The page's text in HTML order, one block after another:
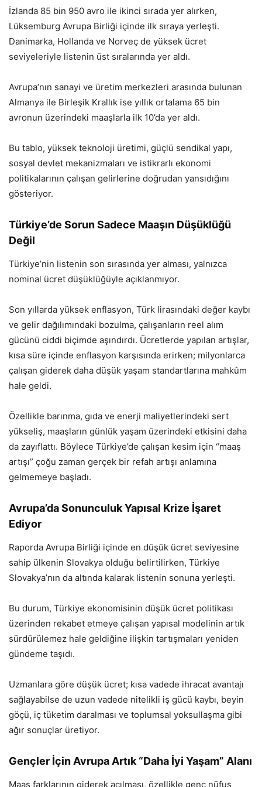
İzlanda 85 bin 950 avro ile ikinci sırada yer alırken,
Lüksemburg Avrupa Birliği içinde ilk sıraya yerleşti.
Danimarka, Hollanda ve Norveç de yüksek ücret
seviyeleriyle listenin üst sıralarında yer aldı.
Avrupa’nın sanayi ve üretim merkezleri arasında bulunan
Almanya ile Birleşik Krallık ise yıllık ortalama 65 bin
avronun üzerindeki maaşlarla ilk 10’da yer aldı.
Bu tablo, yüksek teknoloji üretimi, güçlü sendikal yapı,
sosyal devlet mekanizmaları ve istikrarlı ekonomi
politikalarının çalışan gelirlerine doğrudan yansıdığını
gösteriyor.
Türkiye’de Sorun Sadece Maaşın Düşüklüğü
Değil
Türkiye’nin listenin son sırasında yer alması, yalnızca
nominal ücret düşüklüğüyle açıklanmıyor.
Son yıllarda yüksek enflasyon, Türk lirasındaki değer kaybı
ve gelir dağılımındaki bozulma, çalışanların reel alım
gücünü ciddi biçimde aşındırdı. Ücretlerde yapılan artışlar,
kısa süre içinde enflasyon karşısında erirken; milyonlarca
çalışan giderek daha düşük yaşam standartlarına mahkûm
hale geldi.
Özellikle barınma, gıda ve enerji maliyetlerindeki sert
yükseliş, maaşların günlük yaşam üzerindeki etkisini daha
da zayıflattı. Böylece Türkiye’de çalışan kesim için “maaş
artışı” çoğu zaman gerçek bir refah artışı anlamına
gelmemeye başladı.
Avrupa’da Sonunculuk Yapısal Krize İşaret
Ediyor
Raporda Avrupa Birliği içinde en düşük ücret seviyesine
sahip ülkenin Slovakya olduğu belirtilirken, Türkiye
Slovakya’nın da altında kalarak listenin sonuna yerleşti.
Bu durum, Türkiye ekonomisinin düşük ücret politikası
üzerinden rekabet etmeye çalışan yapısal modelinin artık
sürdürülemez hale geldiğine ilişkin tartışmaları yeniden
gündeme taşıdı.
Uzmanlara göre düşük ücret; kısa vadede ihracat avantajı
sağlayabilse de uzun vadede nitelikli iş gücü kaybı, beyin
göçü, iç tüketim daralması ve toplumsal yoksullaşma gibi
ağır sonuçlar üretiyor.
Gençler İçin Avrupa Artık “Daha İyi Yaşam” Alanı
Maaş farklarının giderek açılması, özellikle genç nüfus